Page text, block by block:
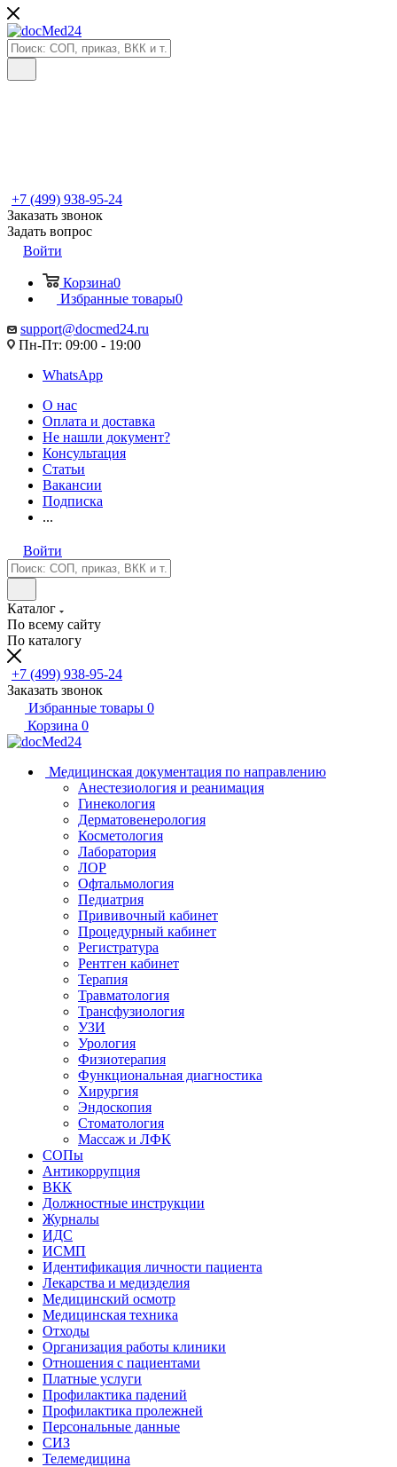
+7 (499) 938-95-24
Заказать звонок
Задать вопрос
Войти
Корзина0
Избранные товары0
support@docmed24.ru
Пн-Пт: 09:00 - 19:00
WhatsApp
О нас
Оплата и доставка
Не нашли документ?
Консультация
Статьи
Вакансии
Подписка
...
Войти
Каталог
По всему сайту
По каталогу
+7 (499) 938-95-24
Заказать звонок
Избранные товары 0
Корзина 0
Медицинская документация по направлению
Анестезиология и реанимация
Гинекология
Дерматовенерология
Косметология
Лаборатория
ЛОР
Офтальмология
Педиатрия
Прививочный кабинет
Процедурный кабинет
Регистратура
Рентген кабинет
Терапия
Травматология
Трансфузиология
УЗИ
Урология
Физиотерапия
Функциональная диагностика
Хирургия
Эндоскопия
Стоматология
Массаж и ЛФК
СОПы
Антикоррупция
ВКК
Должностные инструкции
Журналы
ИДС
ИСМП
Идентификация личности пациента
Лекарства и медизделия
Медицинский осмотр
Медицинская техника
Отходы
Организация работы клиники
Отношения с пациентами
Платные услуги
Профилактика падений
Профилактика пролежней
Персональные данные
СИЗ
Телемедицина